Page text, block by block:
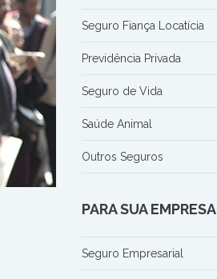
Seguro Fiança Locatícia
Previdência Privada
Seguro de Vida
Saúde Animal
Outros Seguros
PARA SUA EMPRESA
Seguro Empresarial